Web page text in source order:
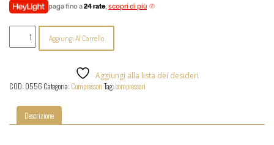
paga fino a24 rate, scopri di più
2500+
Aggiungi Al Carrello
Aggiungi alla lista dei desideri
COD: 0556 Categoria: CompressoriTag:compressori
Descrizione